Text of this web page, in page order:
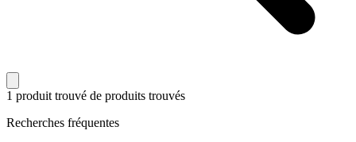
1 produit trouvé de produits trouvés
Recherches fréquentes